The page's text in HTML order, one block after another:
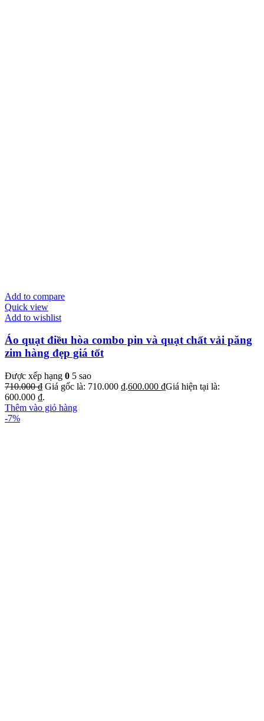
Add to compare
Quick view
Add to wishlist
Áo quạt điều hòa combo pin và quạt chất vải păng
zim hàng đẹp giá tốt
Được xếp hạng 0 5 sao
710.000₫ Giá gốc là: 710.000 ₫.600.000 ₫Giá hiện tại là:
600.000 ₫.
Thêm vào giỏ hàng
-7%